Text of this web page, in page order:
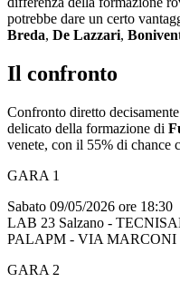
potrebbe dare un certo
Breda, De Lazzari,
Il confronto
Confronto diretto
delicato della formazione di
venete, con il 55% di chance
GARA 1
Sabato 09/05/2026 ore 18:30
LAB 23 Salzano -
PALAPM - VIA
GARA 2